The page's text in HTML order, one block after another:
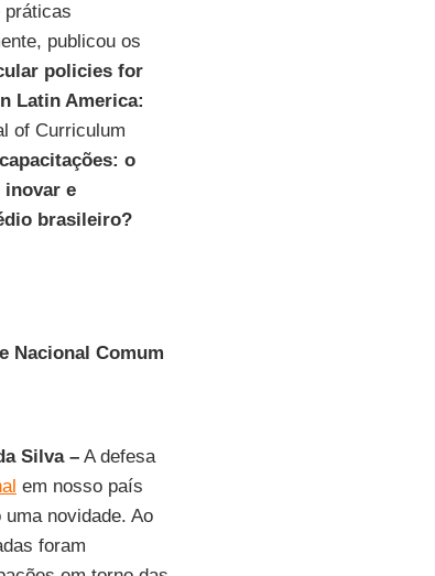
publicou os
policies for
Latin America:
of Curriculum
o
inovar e
brasileiro?
Nacional Comum
Silva –A defesa
em nosso país
novidade. Ao
foram